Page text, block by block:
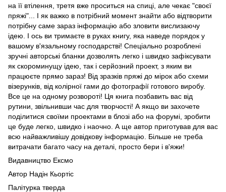
на її втілення, третя вже проситься на спиці, але чекає "своєї
пряжі"... І як важко в потрібний момент знайти або відтворити
потрібну саме зараз інформацію або зловити вислизаючу
ідею. І ось ви тримаєте в руках книгу, яка наведе порядок у
вашому в'язальному господарстві! Спеціально розроблені
зручні авторські бланки дозволять легко і швидко зафіксувати
як скороминущу ідею, так і серйозний проект, з яким ви
працюєте прямо зараз! Від зразків пряжі до мірок або схеми
візерунків, від колірної гами до фотографії готового виробу.
Все це на одному розвороті! Ця книга позбавить вас від
рутини, звільнивши час для творчості! А якщо ви захочете
поділитися своїми проектами в блозі або на форумі, зробити
це буде легко, швидко і наочно. А ще автор приготував для вас
всю найважливішу довідкову інформацію. Більше не треба
витрачати багато часу на деталі, просто бери і в'яжи!
Видавництво Ексмо
Автор Надін Кьортіс
Палітурка тверда